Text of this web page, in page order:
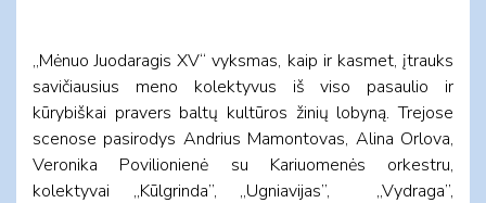
„Mėnuo Juodaragis XV“ vyksmas, kaip ir kasmet, įtrauks
savičiausius meno kolektyvus iš viso pasaulio ir
kūrybiškai pravers baltų kultūros žinių lobyną. Trejose
scenose pasirodys Andrius Mamontovas, Alina Orlova,
Veronika Povilionienė su Kariuomenės orkestru,
kolektyvai „Kūlgrinda”, „Ugniavijas”, „Vydraga”,